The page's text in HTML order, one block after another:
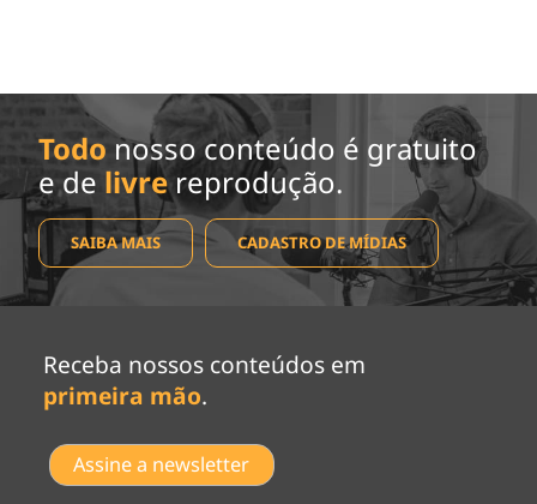
Todo nosso conteúdo é gratuito
e de livrereprodução.
SAIBA MAIS CADASTRO DE MÍDIAS
Receba nossos conteúdos em
primeira mão.
Assine a newsletter